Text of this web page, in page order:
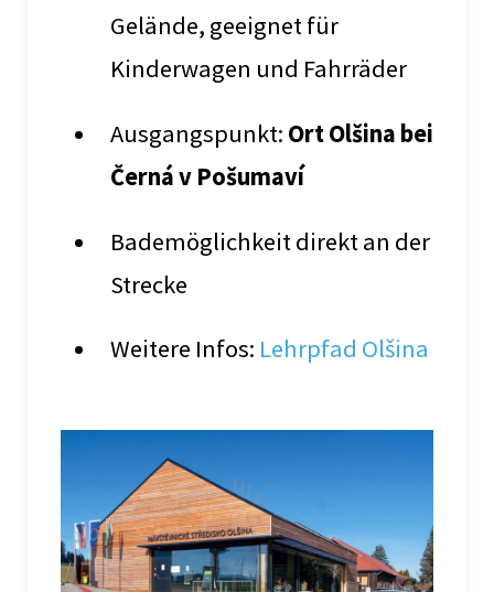
Gelände, geeignet für
Kinderwagen und Fahrräder
Ausgangspunkt: Ort Olšina bei
Černá v Pošumaví
Bademöglichkeit direkt an der
Strecke
Weitere Infos: Lehrpfad Olšina